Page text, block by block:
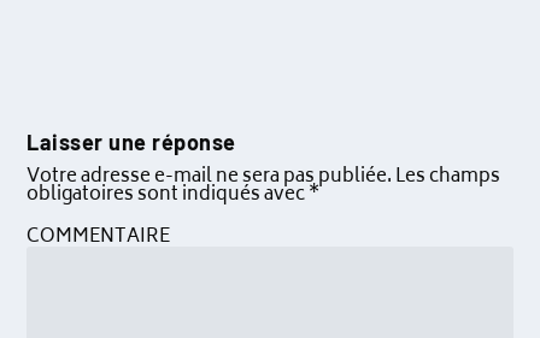
Laisser une réponse
Votre adresse e-mail ne sera pas publiée.Les champs
obligatoires sont indiqués avec*
COMMENTAIRE